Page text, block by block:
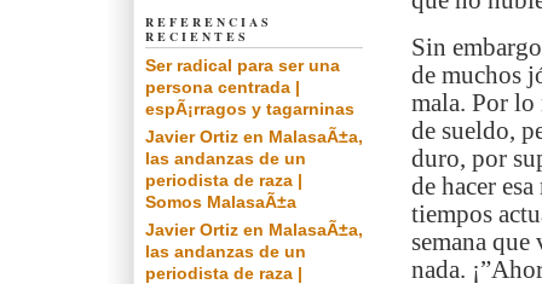
Sin
de muchos
mala. Por lo
de sueldo,
duro, por
de hacer
tiempos
semana
nada.
REFERENCIAS
RECIENTES
Ser radical para ser una
persona centrada |
espÃ¡rragos y tagarninas
Javier Ortiz en MalasaÃ±a,
las andanzas de un
periodista de raza |
Somos MalasaÃ±a
Javier Ortiz en MalasaÃ±a,
las andanzas de un
periodista de raza |